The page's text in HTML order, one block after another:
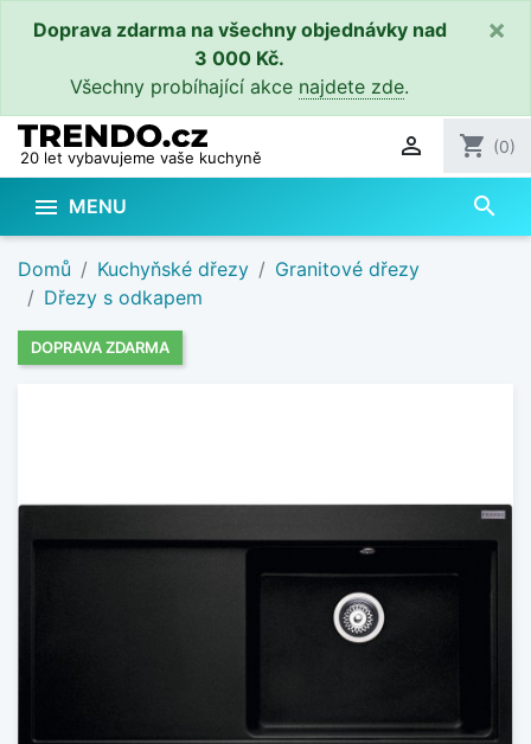
Doprava zdarma na všechny objednávky nad
3 000 Kč.
Všechny probíhající akce najdete zde.
×
20 let vybavujeme vaše kuchyně  shopping_cart (0)
 MENU search
Domů Kuchyňské dřezy
Granitové dřezy
Dřezy s odkapem
DOPRAVA ZDARMA